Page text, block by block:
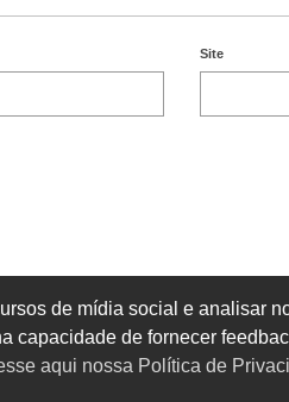
Site
de mídia social e analisar
de fornecer
aqui nossa Política de